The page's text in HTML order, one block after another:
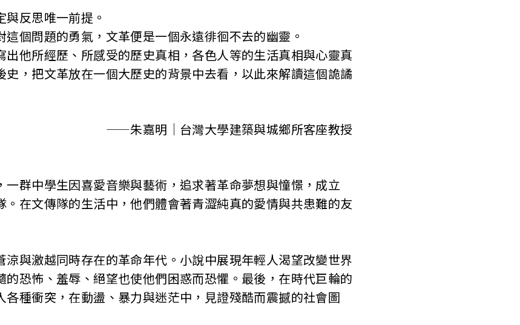
反思唯一前提。
個問題的勇氣，文革便是一個永遠徘徊不去的幽靈。
他所經歷、所感受的歷史真相，各色人等的生活真相與心靈真
史，把文革放在一個大歷史的背景中去看，以此來解讀這個詭譎
——朱嘉明｜台灣大學建築與城鄉所客座教授
群中學生因喜愛音樂與藝術，追求著革命夢想與憧憬，成立
。在文傳隊的生活中，他們體會著青澀純真的愛情與共患難的友
與激越同時存在的革命年代。小說中展現年輕人渴望改變世界
的恐怖、羞辱、絕望也使他們困惑而恐懼。最後，在時代巨輪的
各種衝突，在動盪、暴力與迷茫中，見證殘酷而震撼的社會圖